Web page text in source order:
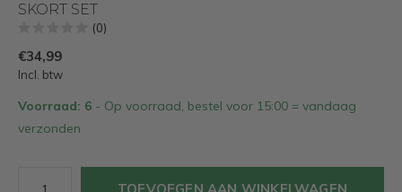
SKORT SET
(0)
€34,99
Incl. btw
Voorraad: 6 - Op voorraad, bestel voor 15:00 = vandaag
verzonden